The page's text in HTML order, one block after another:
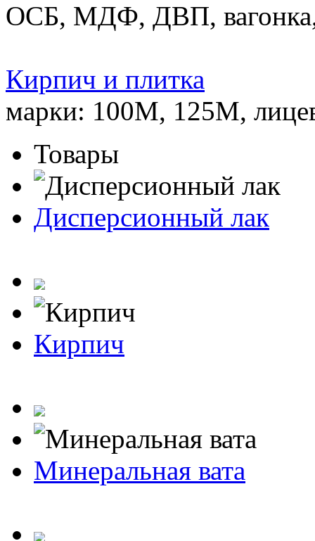
ОСБ, МДФ, ДВП,
Кирпич и плитка
марки: 100М, 125М,
Товары
Дисперсионный лак
Кирпич
Минеральная вата